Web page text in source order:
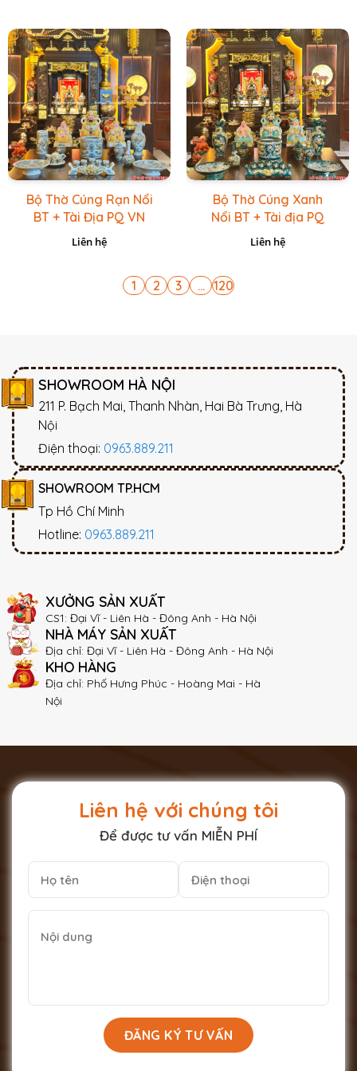
Bộ Thờ Cúng Rạn Nổi
BT + Tài Địa PQ VN
Vàng Caro
Liên hệ
Bộ Thờ Cúng Xanh
Nổi BT + Tài địa PQ
VN Xanh Lục
Liên hệ
1 2 3 ... 120
SHOWROOM HÀ NỘI
211 P. Bạch Mai, Thanh Nhàn, Hai Bà Trưng, Hà
Nội
Điện thoại: 0963.889.211
SHOWROOM TP.HCM
Tp Hồ Chí Minh
Hotline: 0963.889.211
XƯỞNG SẢN XUẤT
CS1: Đại Vĩ - Liên Hà - Đông Anh - Hà Nội
NHÀ MÁY SẢN XUẤT
Địa chỉ: Đại Vĩ - Liên Hà - Đông Anh - Hà Nội
KHO HÀNG
Địa chỉ: Phố Hưng Phúc - Hoàng Mai - Hà
Nội
Liên hệ với chúng tôi
Để được tư vấn MIỄN PHÍ